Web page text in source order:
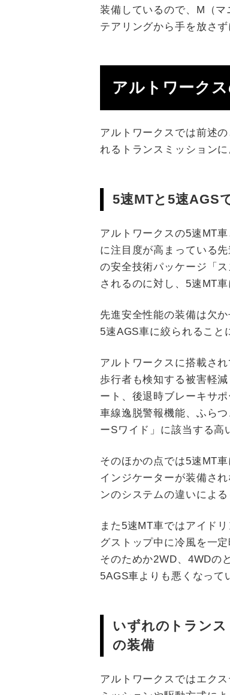
装備しているので、M（
テアリングから手を放さ
アルトワーク
アルトワークスでは前述
れるトランスミッション
5速MTと5速AGS
アルトワークスの5速MT
に注目度が高まっている
の安全技術パッケージ「
されるのに対し、5速MT
先進安全性能の装備は欠
5速AGS車に絞られること
アルトワークスに搭載さ
歩行者も検知する被害軽
ート、後退時ブレーキサ
車線逸脱警報機能、ふら
ーSワイド」に該当する高
そのほかの点では5速MT
インジケーターが装備さ
ンのシステムの違いによる
また5速MT車ではアイド
グストップ中に冷風を一
そのためか2WD、4WDの
5AGS車よりも悪くなって
いずれのトラン
の装備
アルトワークスではエク